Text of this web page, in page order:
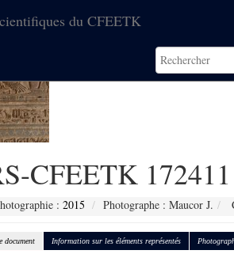
du CFEETK
CFEETK 172411
: 2015 Photographe : Maucor J.
document Information sur les éléments représentés